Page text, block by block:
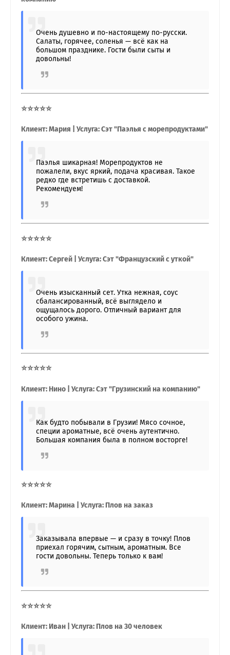
Очень душевно и по-настоящему по-русски.
Салаты, горячее, соленья — всё как на
большом празднике. Гости были сыты и
довольны!
⭐⭐⭐⭐⭐
Клиент: Мария | Услуга: Сэт "Паэлья с морепродуктами"
Паэлья шикарная! Морепродуктов не
пожалели, вкус яркий, подача красивая. Такое
редко где встретишь с доставкой.
Рекомендуем!
⭐⭐⭐⭐⭐
Клиент: Сергей | Услуга: Сэт "Французский с уткой"
Очень изысканный сет. Утка нежная, соус
сбалансированный, всё выглядело и
ощущалось дорого. Отличный вариант для
особого ужина.
⭐⭐⭐⭐⭐
Клиент: Нино | Услуга: Сэт "Грузинский на компанию"
Как будто побывали в Грузии! Мясо сочное,
специи ароматные, всё очень аутентично.
Большая компания была в полном восторге!
⭐⭐⭐⭐⭐
Клиент: Марина | Услуга: Плов на заказ
Заказывала впервые — и сразу в точку! Плов
приехал горячим, сытным, ароматным. Все
гости довольны. Теперь только к вам!
⭐⭐⭐⭐⭐
Клиент: Иван | Услуга: Плов на 30 человек